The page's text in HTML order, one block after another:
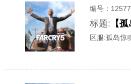
编号：
标题: 【
区服:孤岛惊